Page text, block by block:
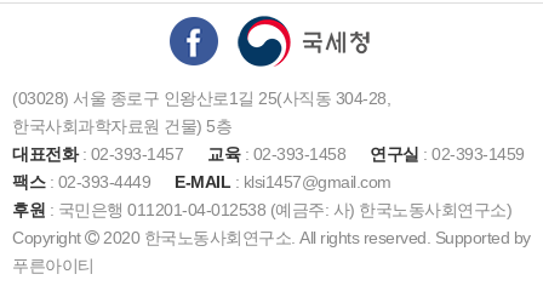
(03028) 서울 종로구 인왕산로1길 25(사직동 304-28,
한국사회과학자료원 건물) 5층
대표전화: 02-393-1457 교육: 02-393-1458 연구실 : 02-393-1459
팩스: 02-393-4449 E-MAIL : klsi1457@gmail.com
후원 : 국민은행 011201-04-012538 (예금주: 사) 한국노동사회연구소)
Copyright
2020 한국노동사회연구소. All rights reserved. Supported by
푸른아이티